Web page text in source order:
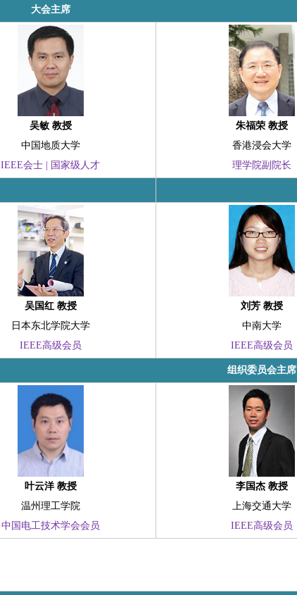
大会主席
吴敏 教授
中国地质大学
IEEE会士 | 国家级人才
朱福荣 教授
香港浸会大学
理学院副院长
吴国红 教授
日本东北学院大学
IEEE高级会员
刘芳 教授
中南大学
IEEE高级会员
组织委员会主席
叶云洋 教授
温州理工学院
中国电工技术学会会员
李国杰 教授
上海交通大学
IEEE高级会员